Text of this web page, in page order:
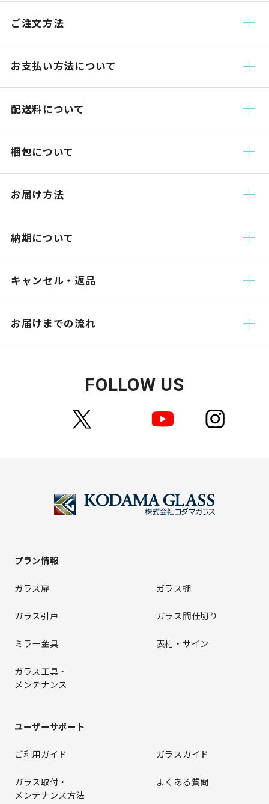
ご注文方法
お支払い方法について
配送料について
梱包について
お届け方法
納期について
キャンセル・返品
お届けまでの流れ
FOLLOW US
プラン情報
ガラス扉 ガラス棚
ガラス引戸 ガラス間仕切り
ミラー金具 表札・サイン
ガラス工具・
メンテナンス
ユーザーサポート
ご利用ガイド ガラスガイド
ガラス取付・
メンテナンス方法
よくある質問